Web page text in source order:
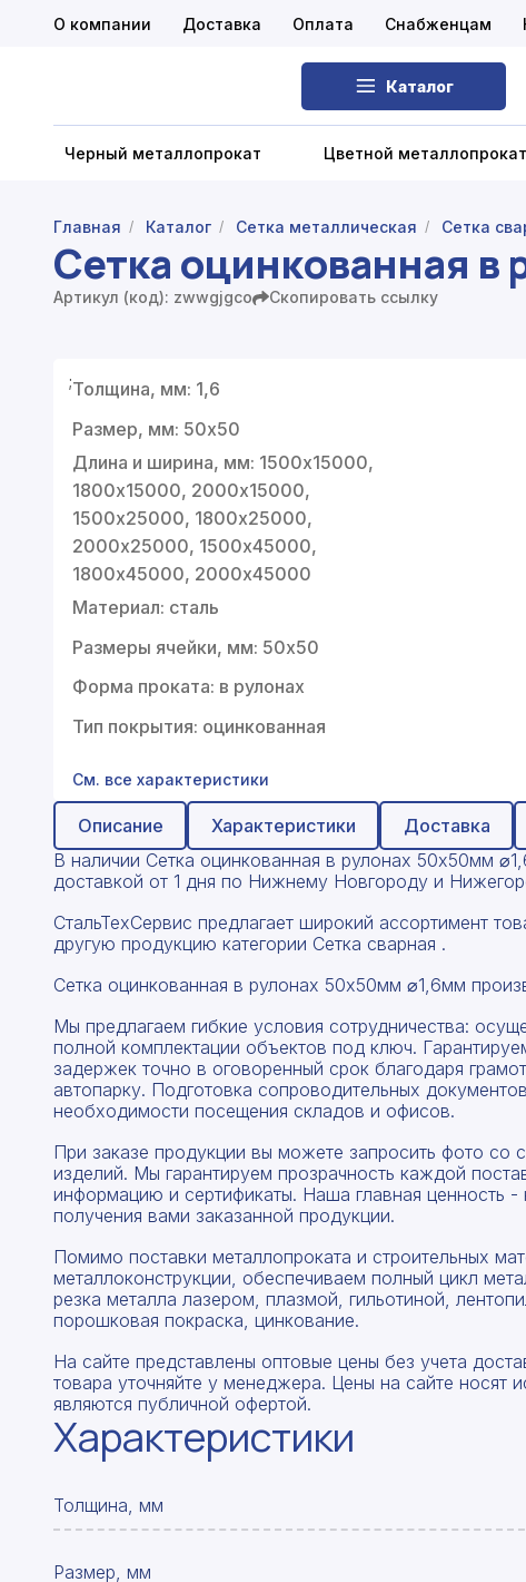
Каталог
Черный металлопрокат Цветной металлопрокат
О компании Доставка Оплата Снабженцам
Черный металлопрокат
Цветной металлопрокат
Сетка металлическая
Профнастил
Поликарбонат
Композитная арматура
Сайдинг
Услуги
Главная / Каталог / Сетка металлическая / Сетка
Сетка оцинкованная
Артикул (код): zwwgjgco Скопировать ссылку
;Толщина, мм: 1,6
Размер, мм: 50х50
Длина и ширина, мм: 1500х15000,
1800х15000, 2000х15000,
1500х25000, 1800х25000,
2000х25000, 1500х45000,
1800х45000, 2000х45000
Материал: сталь
Размеры ячейки, мм: 50х50
Форма проката: в рулонах
Тип покрытия: оцинкованная
См. все характеристики
Описание Характеристики Доставка
В наличии Сетка оцинкованная в рулонах 50х50мм
доставкой от 1 дня по Нижнему Новгороду и
СтальТехСервис предлагает широкий ассортимент
другую продукцию категории Сетка сварная .
Сетка оцинкованная в рулонах 50х50мм ⌀1,6мм
Мы предлагаем гибкие условия сотрудничества:
полной комплектации объектов под ключ.
задержек точно в оговоренный срок благодаря
автопарку. Подготовка сопроводительных
необходимости посещения складов и офисов.
При заказе продукции вы можете запросить фото со
изделий. Мы гарантируем прозрачность каждой
информацию и сертификаты. Наша главная ценность -
получения вами заказанной продукции.
Помимо поставки металлопроката и строительных
металлоконструкции, обеспечиваем полный цикл
резка металла лазером, плазмой, гильотиной,
порошковая покраска, цинкование.
На сайте представлены оптовые цены без учета
товара уточняйте у менеджера. Цены на сайте носят
являются публичной офертой.
Характеристики
Толщина, мм
Размер, мм